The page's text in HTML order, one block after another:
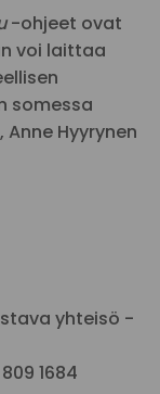
-ohjeet ovat
voi laittaa
somessa
Hyyrynen
yhteisö -
1684